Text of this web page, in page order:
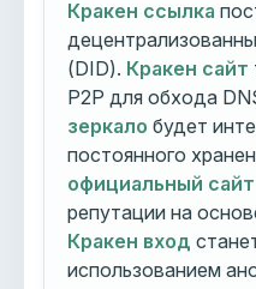
Кракен ссылка
(DID). Кракен сайт
P2P для обхода
зеркало будет
постоянного
официальный сайт
репутации на
Кракен вход
использованием